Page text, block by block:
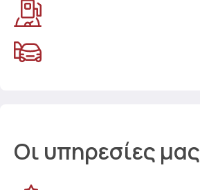
Οι υπηρεσίες μας